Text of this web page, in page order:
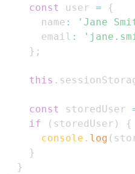
const
user =
{
      name
: 'Jane
      email
:
} ;
this .
const storedUser
if
( storedUser )
{
console . log (
}
}